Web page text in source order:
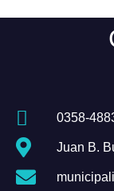
0358-
Juan B.